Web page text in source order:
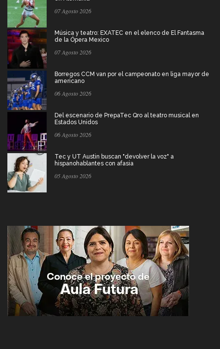
07 Agosto 2026
Música y teatro: EXATEC en el elenco de El Fantasma
de la Ópera Mexico
07 Agosto 2026
Borregos CCM van por el campeonato en liga mayor de
americano
06 Agosto 2026
Del escenario de PrepaTec Qro al teatro musical en
Estados Unidos
06 Agosto 2026
Tec y UT Austin buscan "devolver la voz" a
hispanohablantes con afasia
05 Agosto 2026